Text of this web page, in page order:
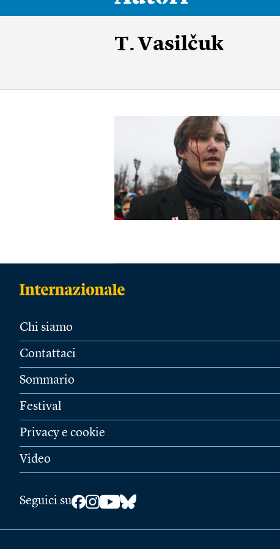
T. Vasilčuk
Chi siamo
Contattaci
Sommario
Festival
Privacy e cookie
Video
Seguici su